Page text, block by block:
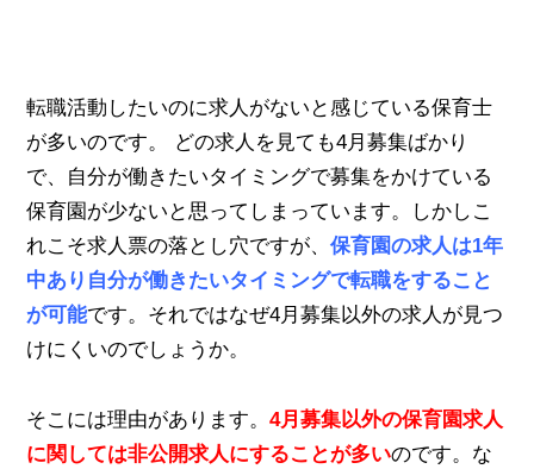
転職活動したいのに求人がないと感じている保育士
が多いのです。 どの求人を見ても4月募集ばかり
で、自分が働きたいタイミングで募集をかけている
保育園が少ないと思ってしまっています。しかしこ
れこそ求人票の落とし穴ですが、保育園の求人は1年
中あり自分が働きたいタイミングで転職をすること
が可能です。それではなぜ4月募集以外の求人が見つ
けにくいのでしょうか。
そこには理由があります。4月募集以外の保育園求人
に関しては非公開求人にすることが多いのです。な